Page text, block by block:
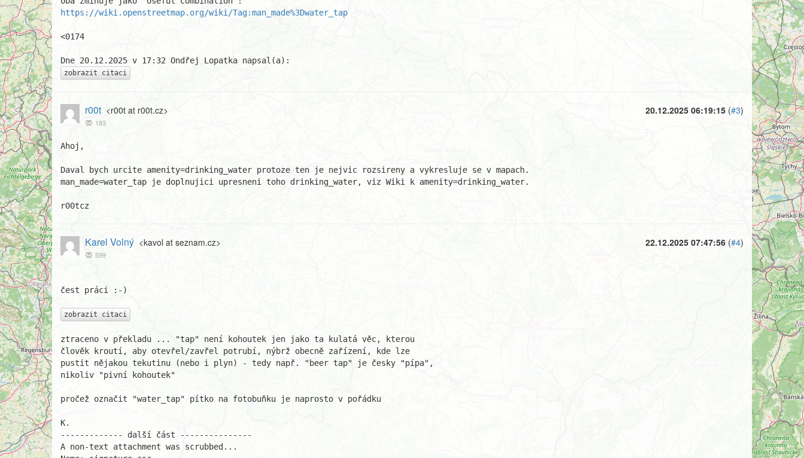
https://wiki.openstreetmap.org/wiki/Tag:man_made%3Dwater_tap
<0174
zobrazit citaci
20.12.2025 06:19:15 (#3)
r00t <r00t at r00t.cz>
183
Ahoj,
Daval bych urcite amenity=drinking_water protoze ten je nejvic rozsireny a vykresluje se v mapach.
man_made=water_tap je doplnujici upresneni toho drinking_water, viz Wiki k amenity=drinking_water.
r00tcz
22.12.2025 07:47:56 (#4)
Karel Volný <kavol at seznam.cz>
599
čest práci :-)
zobrazit citaci
ztraceno v překladu ... "tap" není kohoutek jen jako ta kulatá věc, kterou
člověk kroutí, aby otevřel/zavřel potrubí, nýbrž obecně zařízení, kde lze
pustit nějakou tekutinu (nebo i plyn) - tedy např. "beer tap" je česky "pípa",
nikoliv "pivní kohoutek"
pročež označit "water_tap" pítko na fotobuňku je naprosto v pořádku
K.
------------- další část ---------------
A non-text attachment was scrubbed...